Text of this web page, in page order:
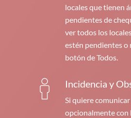
locales que tienen
pendientes de
ver todos los
estén pendientes o
botón de Todos.
Incidencia y
Si quiere
opcionalmente con